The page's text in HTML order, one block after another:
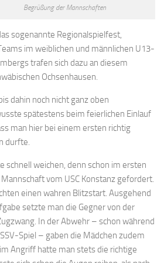
Begrüßung der Mannschaften
sogenannte Regionalspielfest,
im weiblichen und männlichen U13-
trafen sich dazu an diesem
Ochsenhausen.
dahin noch nicht ganz oben
spätestens beim feierlichen Einlauf
man hier bei einem ersten richtig
durfte.
schnell weichen, denn schon im ersten
vom USC Konstanz gefordert.
einen wahren Blitzstart. Ausgehend
setzte man die Gegner von der
In der Abwehr – schon während
Spiel – gaben die Mädchen zudem
Angriff hatte man stets die richtige